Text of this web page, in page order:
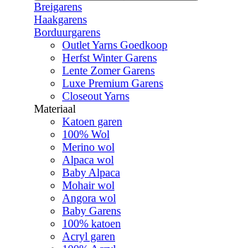
Breigarens
Haakgarens
Borduurgarens
Outlet Yarns Goedkoop
Herfst Winter Garens
Lente Zomer Garens
Luxe Premium Garens
Closeout Yarns
Materiaal
Katoen garen
100% Wol
Merino wol
Alpaca wol
Baby Alpaca
Mohair wol
Angora wol
Baby Garens
100% katoen
Acryl garen